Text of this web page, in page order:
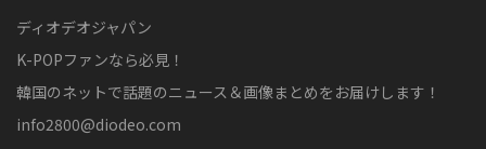
ディオデオジャパン
K-POPファンなら必見！
韓国のネットで話題のニュース＆画像まとめをお届けします！
info2800@diodeo.com